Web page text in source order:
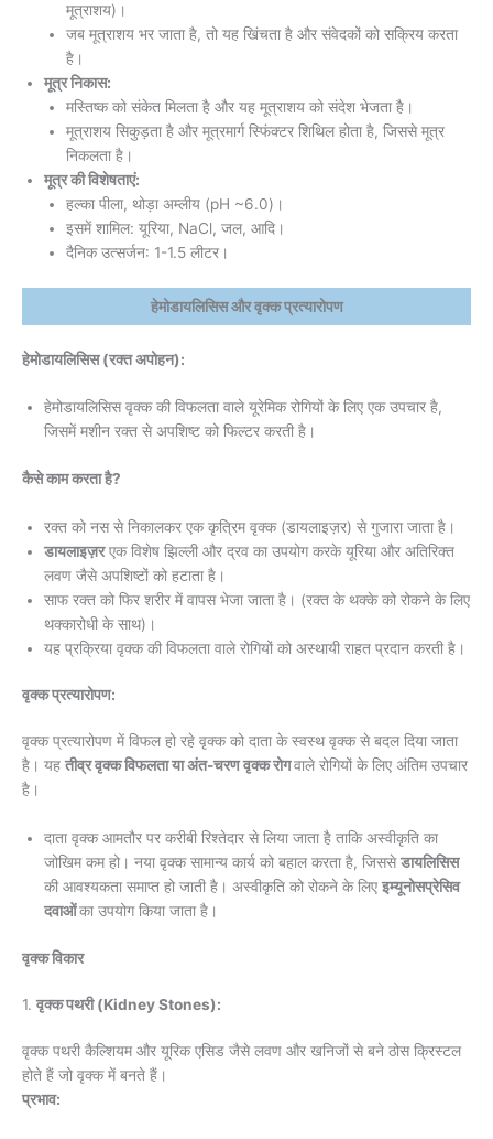
मूत्राशय)।
जब मूत्राशय भर जाता है, तो यह खिंचता है और संवेदकों को सक्रिय करता
है।
मूत्र निकास:
मस्तिष्क को संकेत मिलता है और यह मूत्राशय को संदेश भेजता है।
मूत्राशय सिकुड़ता है और मूत्रमार्ग स्फिंक्टर शिथिल होता है, जिससे मूत्र
निकलता है।
मूत्र की विशेषताएं:
हल्का पीला, थोड़ा अम्लीय (pH ~6.0)।
इसमें शामिल: यूरिया, NaCl, जल, आदि।
दैनिक उत्सर्जन: 1-1.5 लीटर।
हेमोडायलिसिस और वृक्क प्रत्यारोपण
हेमोडायलिसिस (रक्त अपोहन):
हेमोडायलिसिस वृक्क की विफलता वाले यूरेमिक रोगियों के लिए एक उपचार है,
जिसमें मशीन रक्त से अपशिष्ट को फिल्टर करती है।
कैसे काम करता है?
रक्त को नस से निकालकर एक कृत्रिम वृक्क (डायलाइज़र) से गुजारा जाता है।
डायलाइज़रएक विशेष झिल्ली और द्रव का उपयोग करके यूरिया और अतिरिक्त
लवण जैसे अपशिष्टों को हटाता है।
साफ रक्त को फिर शरीर में वापस भेजा जाता है। (रक्त के थक्के को रोकने के लिए
थक्कारोधी के साथ)।
यह प्रक्रिया वृक्क की विफलता वाले रोगियों को अस्थायी राहत प्रदान करती है।
वृक्क प्रत्यारोपण:
वृक्क प्रत्यारोपण में विफल हो रहे वृक्क को दाता के स्वस्थ वृक्क से बदल दिया जाता
है। यह तीव्र वृक्क विफलता या अंत-चरण वृक्क रोगवाले रोगियों के लिए अंतिम उपचार
है।
दाता वृक्क आमतौर पर करीबी रिश्तेदार से लिया जाता है ताकि अस्वीकृति का
जोखिम कम हो। नया वृक्क सामान्य कार्य को बहाल करता है, जिससेडायलिसिस
की आवश्यकता समाप्त हो जाती है। अस्वीकृति को रोकने के लिए इम्यूनोसप्रेसिव
दवाओंका उपयोग किया जाता है।
वृक्क विकार
1. वृक्क पथरी (Kidney Stones):
वृक्क पथरी कैल्शियम और यूरिक एसिड जैसे लवण और खनिजों से बने ठोस क्रिस्टल
होते हैं जो वृक्क में बनते हैं।
प्रभाव: